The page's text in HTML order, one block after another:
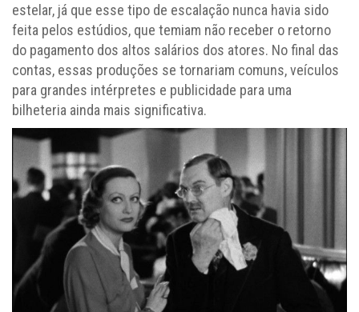
estelar, já que esse tipo de escalação nunca havia sido
feita pelos estúdios, que temiam não receber o retorno
do pagamento dos altos salários dos atores. No final das
contas, essas produções se tornariam comuns, veículos
para grandes intérpretes e publicidade para uma
bilheteria ainda mais significativa.